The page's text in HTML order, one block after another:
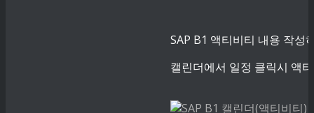
SAP B1 액티비티 내용 작성
캘린더에서 일정 클릭시 액